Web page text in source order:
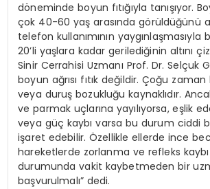
döneminde boyun fıtığıyla tanışıyor.
çok 40-60 yaş arasında görüldüğünü
telefon kullanımının yaygınlaşmasıyla
20’li yaşlara kadar gerilediğinin altını
Sinir Cerrahisi Uzmanı Prof. Dr. Selçuk
boyun ağrısı fıtık değildir. Çoğu
veya duruş bozukluğu kaynaklıdır.
ve parmak uçlarına yayılıyorsa, eşlik
veya güç kaybı varsa bu durum ciddi
işaret edebilir. Özellikle ellerde ince
hareketlerde zorlanma ve refleks
durumunda vakit kaybetmeden bir
başvurulmalı” dedi.